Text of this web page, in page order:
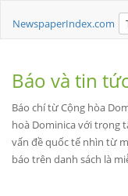
NewspaperIndex.com
Báo và tin
Báo chí từ Cộng hòa
hoà Dominica với trọng
vấn đề quốc tế nhìn từ
báo trên danh sách là